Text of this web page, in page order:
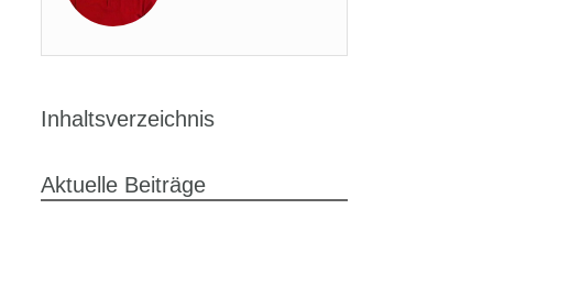
Inhaltsverzeichnis
Aktuelle Beiträge